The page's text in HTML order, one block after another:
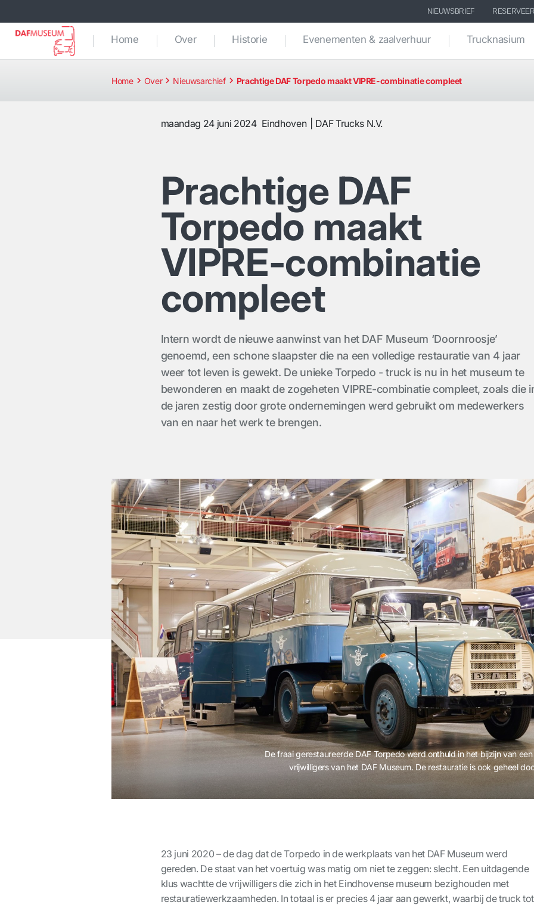
NIEUWSBRIEF
Home Over Historie Evenementen & zaalverhuur Trucknasium
Home Over Nieuwsarchief Prachtige DAF Torpedo maakt VIPRE-combinatie compleet
maandag 24 juni 2024 Eindhoven DAF Trucks N.V.
Prachtige DAF
Torpedo maakt
VIPRE-combinatie
compleet
Intern wordt de nieuwe aanwinst van het DAF Museum ‘Doornroosje’
genoemd, een schone slaapster die na een volledige restauratie van 4 jaar
weer tot leven is gewekt. De unieke Torpedo - truck is nu in het museum te
bewonderen en maakt de zogeheten VIPRE-combinatie compleet, zoals die
de jaren zestig door grote ondernemingen werd gebruikt om medewerkers
van en naar het werk te brengen.
De fraai gerestaureerde DAF Torpedo werd onthuld in het bijzijn van
vrijwilligers van het DAF Museum. De restauratie is ook geheel
23 juni 2020 – de dag dat de Torpedo in de werkplaats van het DAF Museum werd
gereden. De staat van het voertuig was matig om niet te zeggen: slecht. Een uitdagende
klus wachtte de vrijwilligers die zich in het Eindhovense museum bezighouden met
restauratiewerkzaamheden. In totaal is er precies 4 jaar aan gewerkt, waarbij de truck tot